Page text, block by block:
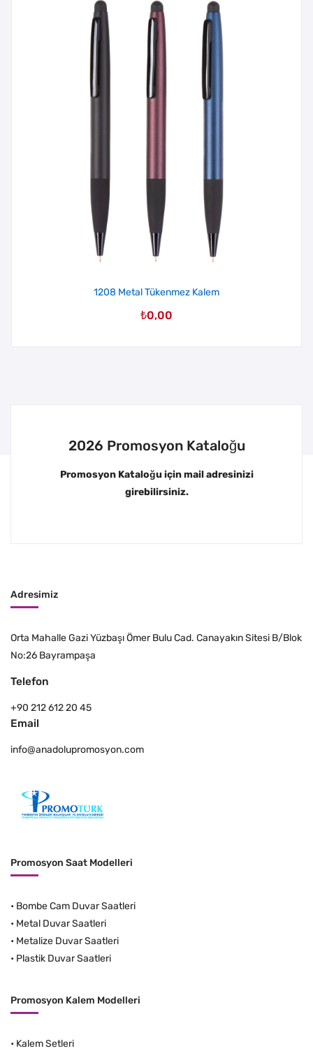
1208 Metal Tükenmez Kalem
₺0,00
2026 Promosyon Kataloğu
Promosyon Kataloğu için mail adresinizi
girebilirsiniz.
Adresimiz
Orta Mahalle Gazi Yüzbaşı Ömer Bulu Cad. Canayakın Sitesi B/Blok
No:26 Bayrampaşa
Telefon
+90 212 612 20 45
Email
info@anadolupromosyon.com
Promosyon Saat Modelleri
• Bombe Cam Duvar Saatleri
• Metal Duvar Saatleri
• Metalize Duvar Saatleri
• Plastik Duvar Saatleri
Promosyon Kalem Modelleri
• Kalem Setleri